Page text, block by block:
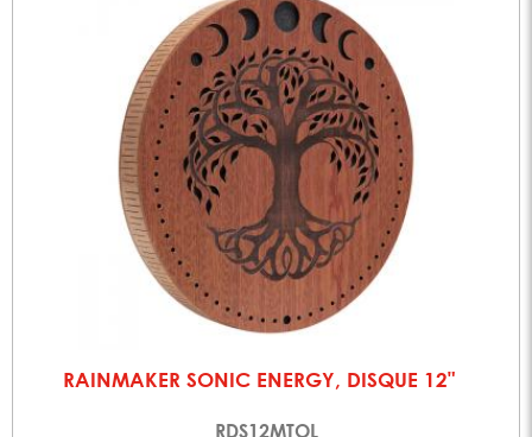
RAINMAKER SONIC ENERGY, DISQUE 12"
RDS12MTOL